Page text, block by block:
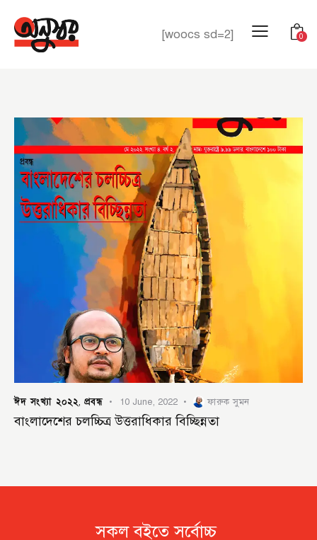
[woocs sd=2] 0
ঈদ সংখ্যা ২০২২,প্রবন্ধ 10 June, 2022 ফারুক সুমন
বাংলাদেশের চলচ্চিত্র উত্তরাধিকার বিচ্ছিন্নতা
সকল বইতে সর্বোচ্চ